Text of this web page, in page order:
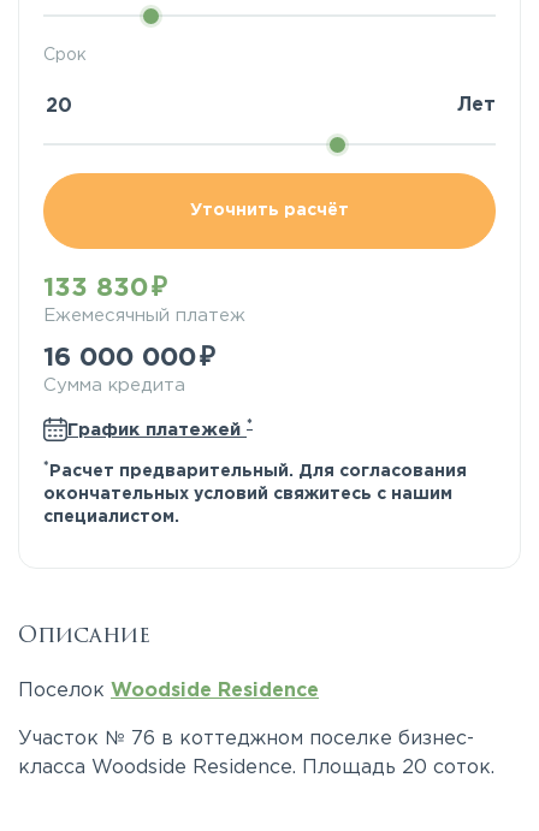
Срок
Лет
Уточнить расчёт
133 830
Ежемесячный платеж
16 000 000
Сумма кредита
График платежей *
* Расчет предварительный. Для согласования
окончательных условий свяжитесь с нашим
специалистом.
Описание
Поселок Woodside Residence
Участок № 76 в коттеджном поселке бизнес-
класса Woodside Residence. Площадь 20 соток.